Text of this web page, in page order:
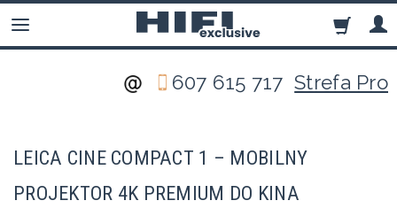
607 615 717Strefa Pro
LEICA CINE COMPACT 1 – MOBILNY
PROJEKTOR 4K PREMIUM DO KINA